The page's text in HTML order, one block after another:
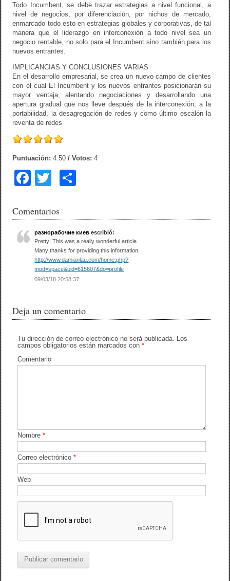
Todo Incumbent, se debe trazar estrategias a nivel funcional, a
nivel de negocios, por diferenciación, por nichos de mercado,
enmarcado todo esto en estrategias globales y corporativas, de tal
manera que el liderazgo en interconexión a todo nivel sea un
negocio rentable, no solo para el Incumbent sino también para los
nuevos entrantes.
IMPLICANCIAS Y CONCLUSIONES VARIAS
En el desarrollo empresarial, se crea un nuevo campo de clientes
con el cual El Incumbent y los nuevos entrantes posicionarán su
mayor ventaja, alentando negociaciones y desarrollando una
apertura gradual que nos lleve después de la interconexión, a la
portabilidad, la desagregación de redes y como último escalón la
reventa de redes
Puntuación:4.50 / Votos:4
F
c
e
b
o
o
T
tt
er p
ar
tir
Comentarios
разнорабочие киев escribió:
Pretty! This was a really wonderful article.
Many thanks for providing this information.
http://www.damianlau.com/home.php?
mod=space&uid=615607&do=profile
09/03/18 20:58:37
Deja un comentario
Tu dirección de correo electrónico no será publicada. Los
campos obligatorios están marcados con*
Comentario
Nombre*
Correo electrónico*
Web